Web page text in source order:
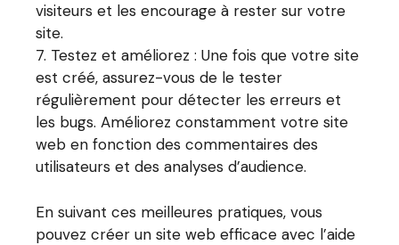
visiteurs et les encourage à rester sur votre
site.
Testez et améliorez : Une fois que votre site
est créé, assurez-vous de le tester
régulièrement pour détecter les erreurs et
les bugs. Améliorez constamment votre site
web en fonction des commentaires des
utilisateurs et des analyses d’audience.
En suivant ces meilleures pratiques, vous
pouvez créer un site web efficace avec l’aide